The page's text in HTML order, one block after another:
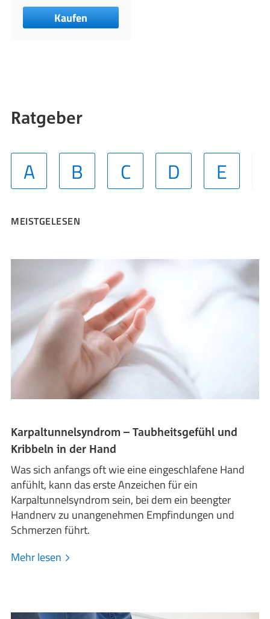
Kaufen
Ratgeber
A B C D E
MEISTGELESEN
Karpaltunnelsyndrom – Taubheitsgefühl und
Kribbeln in der Hand
Was sich anfangs oft wie eine eingeschlafene Hand
anfühlt, kann das erste Anzeichen für ein
Karpaltunnelsyndrom sein, bei dem ein beengter
Handnerv zu unangenehmen Empfindungen und
Schmerzen führt.
Mehr lesen